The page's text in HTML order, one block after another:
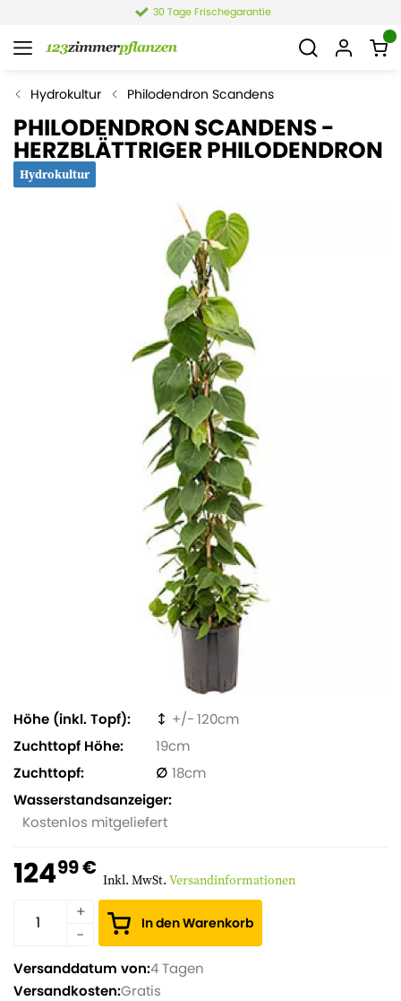
30 Tage Frischegarantie
Hydrokultur Philodendron Scandens
PHILODENDRON SCANDENS -
HERZBLÄTTRIGER PHILODENDRON
Hydrokultur
Höhe (inkl. Topf)
120
Zuchttopf Höhe
19
Zuchttopf
18
Wasserstandsanzeiger
Kostenlos mitgeliefert
12499 € Inkl. MwSt. Versandinformationen
In den Warenkorb
Versanddatum von:4 Tagen
Versandkosten:Gratis